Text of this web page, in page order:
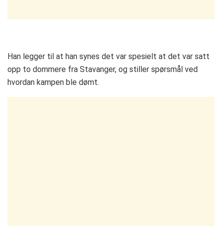
Han legger til at han synes det var spesielt at det var satt
opp to dommere fra Stavanger, og stiller spørsmål ved
hvordan kampen ble dømt.